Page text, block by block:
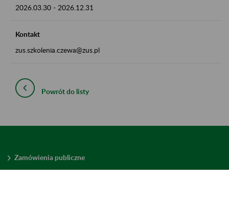
2026.03.30 - 2026.12.31
Kontakt
zus.szkolenia.czewa@zus.pl
Powrót do listy
Zamówienia publiczne